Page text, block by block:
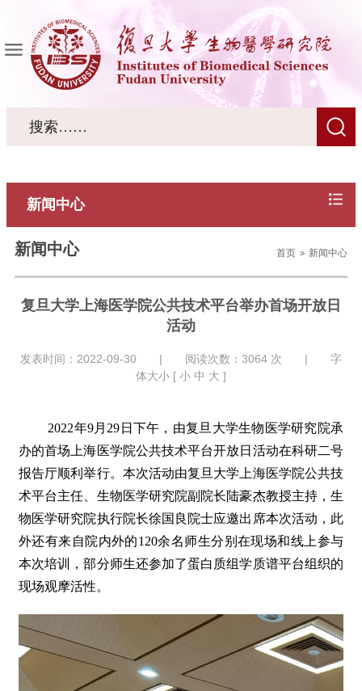
新闻中心
新闻中心 首页 新闻中心
复旦大学上海医学院公共技术平台举办首场开放日
活动
发表时间：2022-09-30 | 阅读次数： 3064 次 | 字
体大小 [ 小 中 大 ]
2022年9月29日下午，由复旦大学生物医学研究院承
办的首场上海医学院公共技术平台开放日活动在科研二号
报告厅顺利举行。本次活动由复旦大学上海医学院公共技
术平台主任、生物医学研究院副院长陆豪杰教授主持，生
物医学研究院执行院长徐国良院士应邀出席本次活动，此
外还有来自院内外的120余名师生分别在现场和线上参与
本次培训，部分师生还参加了蛋白质组学质谱平台组织的
现场观摩活性。